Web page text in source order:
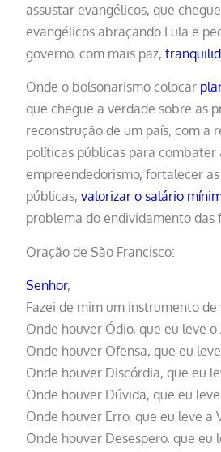
assustar evangélicos, que
evangélicos abraçando Lula e
governo, com mais paz,
Onde o bolsonarismo colocar
que chegue a verdade sobre as
reconstrução de um país, com a
políticas públicas para combater
empreendedorismo, fortalecer
públicas,valorizar o salário
problema do endividamento das
Oração de São Francisco:
Senhor,
Fazei de mim um instrumento de
Onde houver Ódio, que eu leve o
Onde houver Ofensa, que eu
Onde houver Discórdia, que eu
Onde houver Dúvida, que eu leve
Onde houver Erro, que eu leve a
Onde houver Desespero, que eu